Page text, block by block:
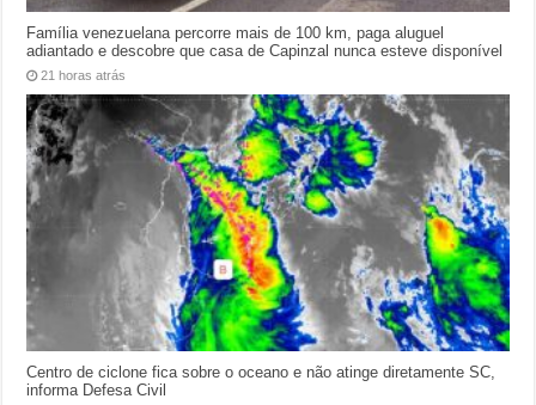
Família venezuelana percorre mais de 100 km, paga aluguel
adiantado e descobre que casa de Capinzal nunca esteve disponível
21 horas atrás
Centro de ciclone fica sobre o oceano e não atinge diretamente SC,
informa Defesa Civil